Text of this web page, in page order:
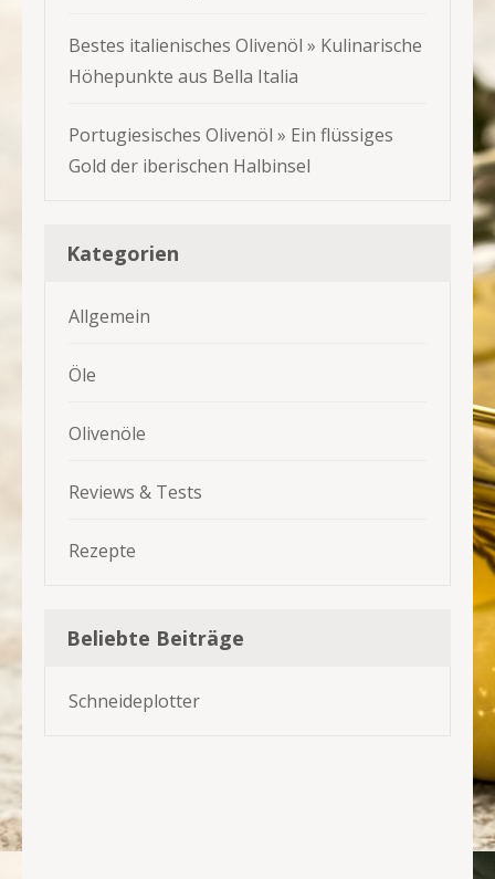
Bestes italienisches Olivenöl » Kulinarische
Höhepunkte aus Bella Italia
Portugiesisches Olivenöl » Ein flüssiges
Gold der iberischen Halbinsel
Kategorien
Allgemein
Öle
Olivenöle
Reviews & Tests
Rezepte
Beliebte Beiträge
Schneideplotter